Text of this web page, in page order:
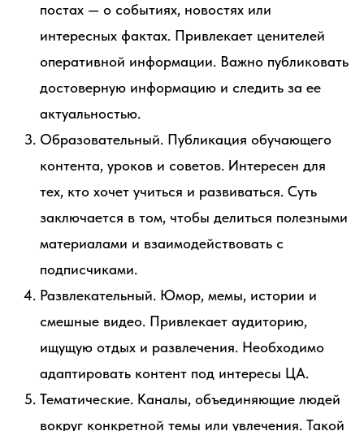
постах — о событиях, новостях или
интересных фактах. Привлекает ценителей
оперативной информации. Важно публиковать
достоверную информацию и следить за ее
актуальностью.
Образовательный. Публикация обучающего
контента, уроков и советов. Интересен для
тех, кто хочет учиться и развиваться. Суть
заключается в том, чтобы делиться полезными
материалами и взаимодействовать с
подписчиками.
Развлекательный. Юмор, мемы, истории и
смешные видео. Привлекает аудиторию,
ищущую отдых и развлечения. Необходимо
адаптировать контент под интересы ЦА.
Тематические. Каналы, объединяющие людей
вокруг конкретной темы или увлечения. Такой